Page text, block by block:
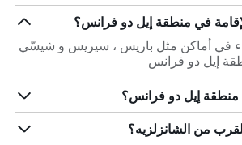
في منطقة إيل دو فرانس؟
في أماكن مثل باريس ، سيريس و شيسّي
إيل دو فرانس
منطقة إيل دو فرانس؟
من الشانزلزيه؟